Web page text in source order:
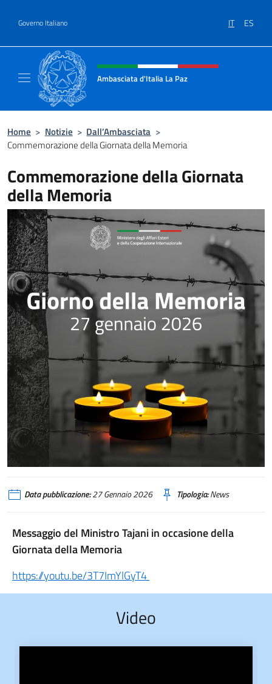
Governo Italiano IT ES
Intestazione sito, social e menù
Ambasciata d'Italia La Paz
Home > Notizie > Dall’Ambasciata >
Commemorazione della Giornata della Memoria
Commemorazione della Giornata
della Memoria
Data pubblicazione:27 Gennaio 2026 Tipologia:News
Messaggio del Ministro Tajani in occasione della
Giornata della Memoria
https://youtu.be/3T7ImYlGyT4
Video